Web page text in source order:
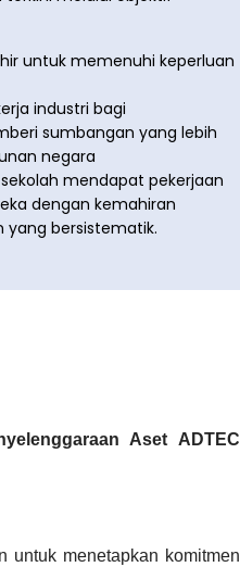
untuk memenuhi keperluan
industri bagi
sumbangan yang lebih
negara
mendapat pekerjaan
dengan kemahiran
yang bersistematik.
Aset
ADTEC
untuk menetapkan komitmen